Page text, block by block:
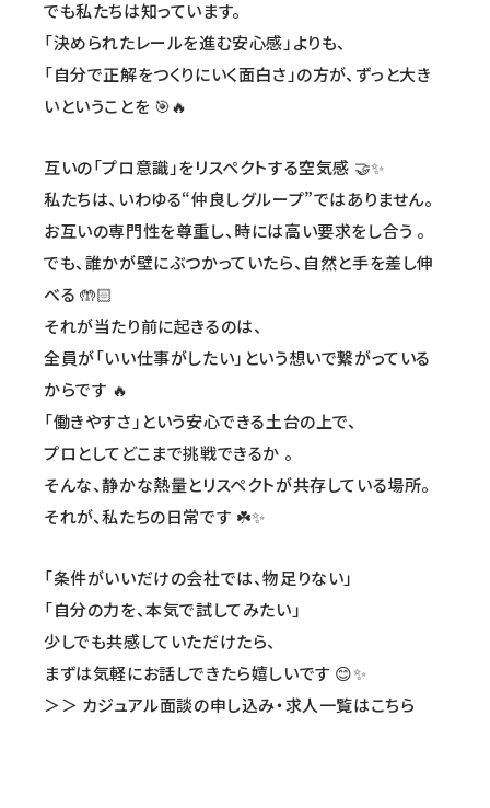
でも私たちは知っています。
「決められたレールを進む安心感」よりも、
「自分で正解をつくりにいく面白さ」の方が、ずっと大き
いということを 🎯🔥
互いの「プロ意識」をリスペクトする空気感 🤝✨
私たちは、いわゆる“仲良しグループ”ではありません。
お互いの専門性を尊重し、時には高い要求をし合う 。
でも、誰かが壁にぶつかっていたら、自然と手を差し伸
べる 🤲🏻
それが当たり前に起きるのは、
全員が「いい仕事がしたい」という想いで繋がっている
からです 🔥
「働きやすさ」という安心できる土台の上で、
プロとしてどこまで挑戦できるか 。
そんな、静かな熱量とリスペクトが共存している場所。
それが、私たちの日常です ☘️✨
「条件がいいだけの会社では、物足りない」
「自分の力を、本気で試してみたい」
少しでも共感していただけたら、
まずは気軽にお話しできたら嬉しいです 😊✨
＞＞ カジュアル面談の申し込み・求人一覧はこちら